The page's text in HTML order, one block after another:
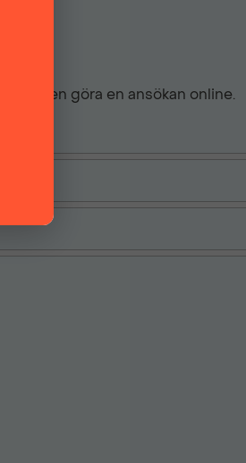
även göra en ansökan online.